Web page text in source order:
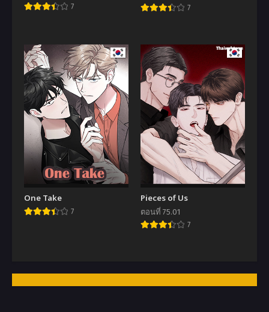
7 7
One Take
7
Pieces of Us
ตอนที่ 75.01
7